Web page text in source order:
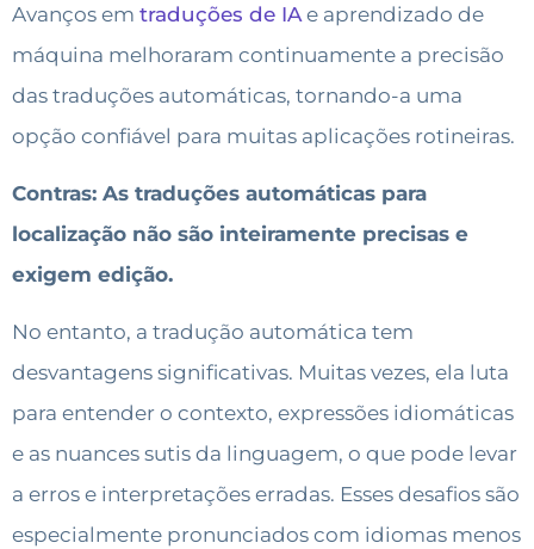
Avanços em traduções de IA e aprendizado de
máquina melhoraram continuamente a precisão
das traduções automáticas, tornando-a uma
opção confiável para muitas aplicações rotineiras.
Contras: As traduções automáticas para
localização não são inteiramente precisas e
exigem edição.
No entanto, a tradução automática tem
desvantagens significativas. Muitas vezes, ela luta
para entender o contexto, expressões idiomáticas
e as nuances sutis da linguagem, o que pode levar
a erros e interpretações erradas. Esses desafios são
especialmente pronunciados com idiomas menos